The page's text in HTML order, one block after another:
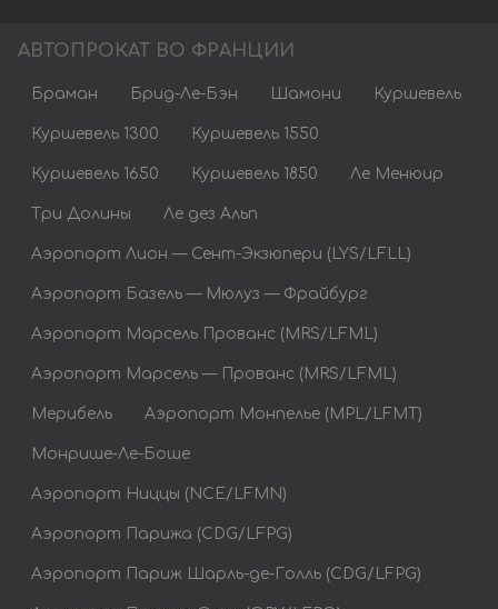
АВТОПРОКАТ ВО ФРАНЦИИ
Браман Брид-Ле-Бэн Шамони Куршевель
Куршевель 1300 Куршевель 1550
Куршевель 1650 Куршевель 1850 Ле Менюир
Три Долины Ле дез Альп
Аэропорт Лион — Сент-Экзюпери (LYS/LFLL)
Аэропорт Базель — Мюлуз — Фрайбург
Аэропорт Марсель Прованс (MRS/LFML)
Аэропорт Марсель — Прованс (MRS/LFML)
Мерибель Аэропорт Монпелье (MPL/LFMT)
Монрише-Ле-Боше
Аэропорт Ниццы (NCE/LFMN)
Аэропорт Парижа (CDG/LFPG)
Аэропорт Париж Шарль-де-Голль (CDG/LFPG)